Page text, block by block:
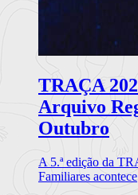
TRAÇA
Arquivo
Outubro
A 5.ª edição da
Familiares acontece